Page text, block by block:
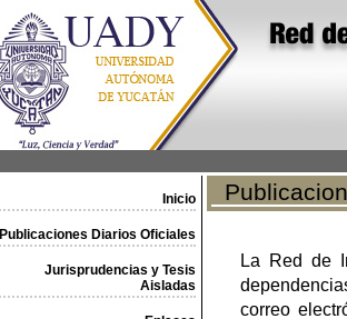
Inicio
Publicaciones Diarios Oficiales
Jurisprudencias y Tesis
Aisladas
La Red de
correo